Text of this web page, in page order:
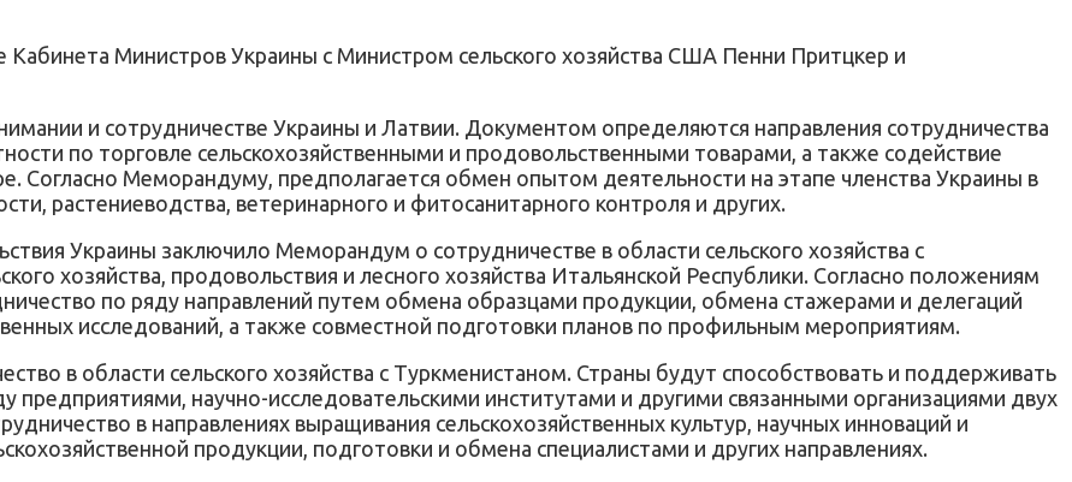
Кабинета Министров Украины с Министром сельского хозяйства США Пенни Притцкер и
и сотрудничестве Украины и Латвии. Документом определяются направления сотрудничества
по торговле сельскохозяйственными и продовольственными товарами, а также содействие
Согласно Меморандуму, предполагается обмен опытом деятельности на этапе членства Украины в
растениеводства, ветеринарного и фитосанитарного контроля и других.
Украины заключило Меморандум о сотрудничестве в области сельского хозяйства с
хозяйства, продовольствия и лесного хозяйства Итальянской Республики. Согласно положениям
по ряду направлений путем обмена образцами продукции, обмена стажерами и делегаций
исследований, а также совместной подготовки планов по профильным мероприятиям.
в области сельского хозяйства с Туркменистаном. Страны будут способствовать и поддерживать
предприятиями, научно-исследовательскими институтами и другими связанными организациями двух
в направлениях выращивания сельскохозяйственных культур, научных инноваций и
продукции, подготовки и обмена специалистами и других направлениях.